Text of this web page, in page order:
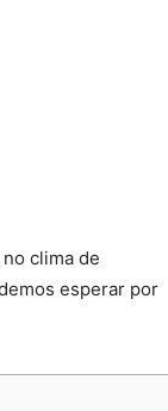
clima de
esperar por